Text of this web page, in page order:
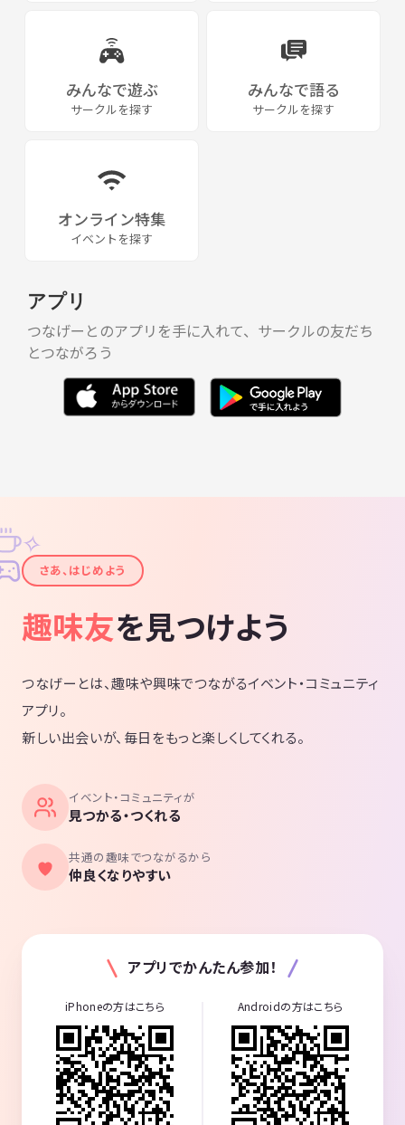
みんなで遊ぶ
サークルを探す
みんなで語る
サークルを探す
オンライン特集
イベントを探す
アプリ
つなげーとのアプリを手に入れて、サークルの友だち
とつながろう
✦
✧
さあ、はじめよう
趣味友を見つけよう
つなげーとは、趣味や興味でつながるイベント・コミュニティ
アプリ。
新しい出会いが、毎日をもっと楽しくしてくれる。
イベント・コミュニティが
見つかる・つくれる
共通の趣味でつながるから
仲良くなりやすい
アプリでかんたん参加！
iPhoneの方はこちら Androidの方はこちら